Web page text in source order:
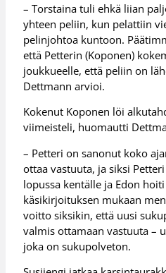
– Torstaina tuli ehkä liian
yhteen peliin, kun pelattiin
pelinjohtoa kuntoon.
että Petterin (Koponen)
joukkueelle, että peliin on
Dettmann arvioi.
Kokenut Koponen löi
viimeisteli, huomautti
– Petteri on sanonut koko
ottaa vastuuta, ja siksi
lopussa kentälle ja Edon
käsikirjoituksen mukaan
voitto siksikin, että uusi
valmis ottamaan vastuuta –
joka on sukupolveton.